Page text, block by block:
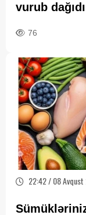
vurub
76
22:42 / 08